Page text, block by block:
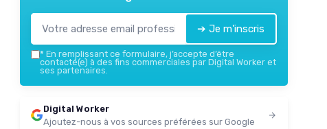
➔ Je m'inscris
* En remplissant ce formulaire, j’accepte d’être
contacté(e) à des fins commerciales par Digital Worker et
ses partenaires.
Digital Worker
Ajoutez-nous à vos sources préférées sur Google